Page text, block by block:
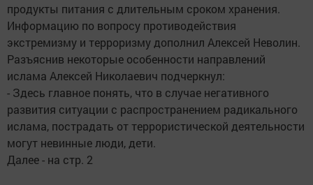
продукты питания с длительным сроком хранения.
Информацию по вопросу противодействия
экстремизму и терроризму дополнил Алексей Неволин.
Разъяснив некоторые особенности направлений
ислама Алексей Николаевич подчеркнул:
- Здесь главное понять, что в случае негативного
развития ситуации с распространением радикального
ислама, пострадать от террористической деятельности
могут невинные люди, дети.
Далее - на стр. 2